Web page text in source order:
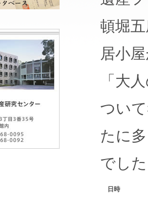
頓堀
居小
「大
つい
たに
でし
日時